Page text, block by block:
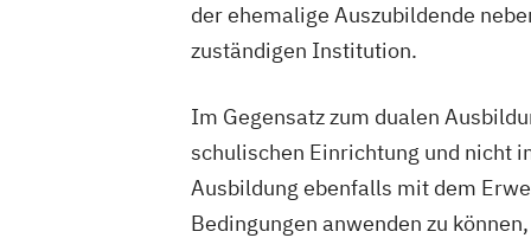
der ehemalige Auszubildende
zuständigen Institution.
Im Gegensatz zum dualen
schulischen Einrichtung und nicht
Ausbildung ebenfalls mit dem
Bedingungen anwenden zu